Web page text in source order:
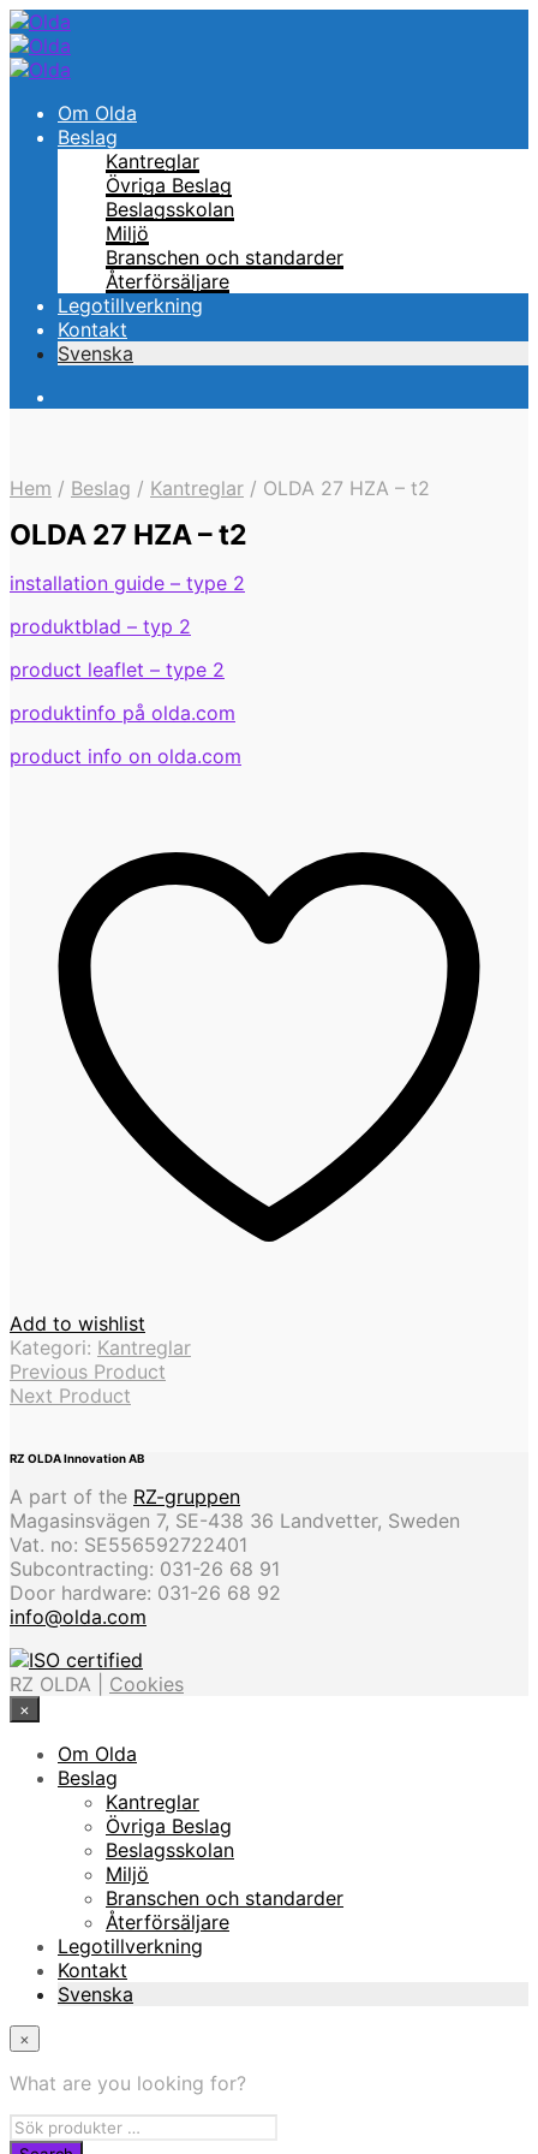
Om Olda
Beslag
Kantreglar
Övriga Beslag
Beslagsskolan
Miljö
Branschen och standarder
Återförsäljare
Legotillverkning
Kontakt
Svenska
Hem / Beslag / Kantreglar / OLDA 27 HZA – t2
OLDA 27 HZA – t2
installation guide – type 2
produktblad – typ 2
product leaflet – type 2
produktinfo på olda.com
product info on olda.com
Add to wishlist
Kategori: Kantreglar
Previous Product
Next Product
RZ OLDA Innovation AB
A part of the RZ-gruppen
Magasinsvägen 7, SE-438 36 Landvetter, Sweden
Vat. no: SE556592722401
Subcontracting: 031-26 68 91
Door hardware: 031-26 68 92
info@olda.com
RZ OLDA | Cookies
×
Om Olda
Beslag
Kantreglar
Övriga Beslag
Beslagsskolan
Miljö
Branschen och standarder
Återförsäljare
Legotillverkning
Kontakt
Svenska
×
What are you looking for?